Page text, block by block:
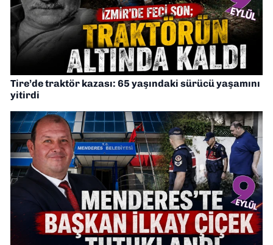
Tire’de traktör kazası: 65 yaşındaki sürücü yaşamını
yitirdi